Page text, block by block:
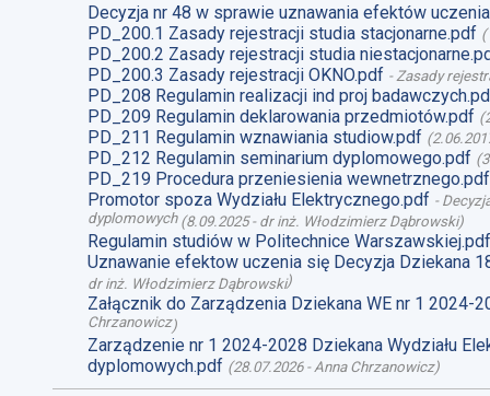
Decyzja nr 48 w sprawie uznawania efektów
PD_200.1 Zasady rejestracji studia stacjonarne.pdf (
PD_200.2 Zasady rejestracji studia
PD_200.3 Zasady rejestracji OKNO.pdf - Zasady
PD_208 Regulamin realizacji ind proj
PD_209 Regulamin deklarowania przedmiotów.pdf (
PD_211 Regulamin wznawiania studiow.pdf (
PD_212 Regulamin seminarium dyplomowego.pdf (
PD_219 Procedura przeniesienia wewnetrznego.pdf
Promotor spoza Wydziału Elektrycznego.pdf -
dyplomowych(8.09.2025- dr inż. Włodzimierz Dąbrowski)
Regulamin studiów w Politechnice Warszawskiej.pdf
Uznawanie efektow uczenia się Decyzja Dziekana
dr inż. Włodzimierz Dąbrowski)
Załącznik do Zarządzenia Dziekana WE nr 1
Chrzanowicz)
Zarządzenie nr 1 2024-2028 Dziekana Wydziału
dyplomowych.pdf (28.07.2026- Anna Chrzanowicz)